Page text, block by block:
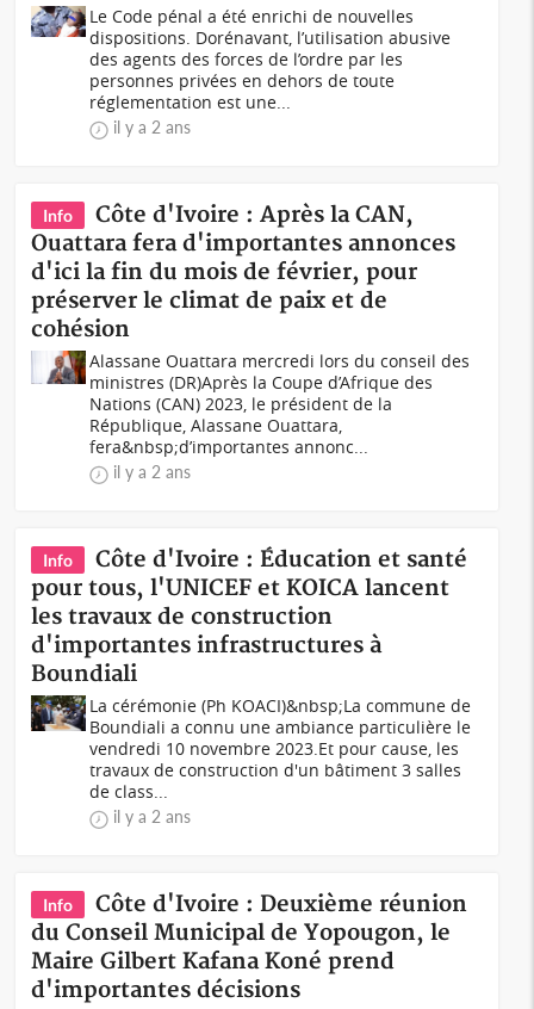
Le Code pénal a été enrichi de nouvelles
dispositions. Dorénavant, l’utilisation abusive
des agents des forces de l’ordre par les
personnes privées en dehors de toute
réglementation est une...
il y a 2 ans
Info
Côte d'Ivoire : Après la CAN,
Ouattara fera d'importantes annonces
d'ici la fin du mois de février, pour
préserver le climat de paix et de
cohésion
Alassane Ouattara mercredi lors du conseil des
ministres (DR)Après la Coupe d’Afrique des
Nations (CAN) 2023, le président de la
République, Alassane Ouattara,
fera&nbsp;d’importantes annonc...
il y a 2 ans
Info
Côte d'Ivoire : Éducation et santé
pour tous, l'UNICEF et KOICA lancent
les travaux de construction
d'importantes infrastructures à
Boundiali
La cérémonie (Ph KOACI)&nbsp;La commune de
Boundiali a connu une ambiance particulière le
vendredi 10 novembre 2023.Et pour cause, les
travaux de construction d'un bâtiment 3 salles
de class...
il y a 2 ans
Info
Côte d'Ivoire : Deuxième réunion
du Conseil Municipal de Yopougon, le
Maire Gilbert Kafana Koné prend
d'importantes décisions